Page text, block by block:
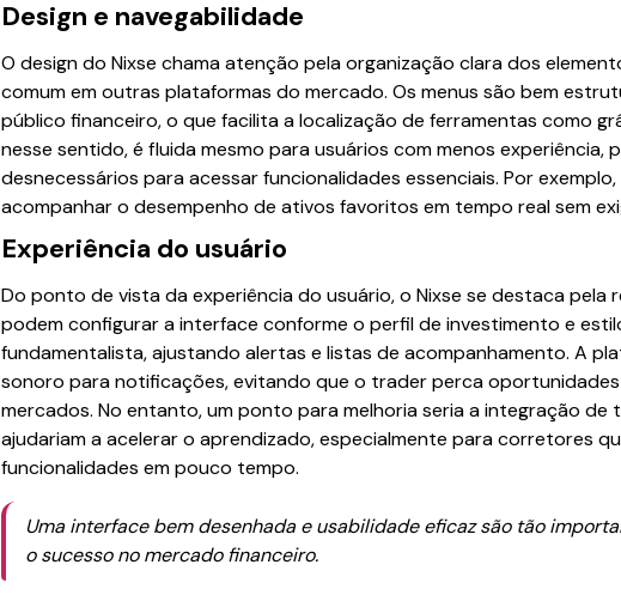
Design e navegabilidade
O design do Nixse chama atenção pela organização clara dos
comum em outras plataformas do mercado. Os menus são bem
público financeiro, o que facilita a localização de ferramentas como
nesse sentido, é fluida mesmo para usuários com menos experiência,
desnecessários para acessar funcionalidades essenciais. Por
acompanhar o desempenho de ativos favoritos em tempo real sem
Experiência do usuário
Do ponto de vista da experiência do usuário, o Nixse se destaca pela
podem configurar a interface conforme o perfil de investimento e
fundamentalista, ajustando alertas e listas de acompanhamento. A
sonoro para notificações, evitando que o trader perca
mercados. No entanto, um ponto para melhoria seria a integração
ajudariam a acelerar o aprendizado, especialmente para corretores
funcionalidades em pouco tempo.
Uma interface bem desenhada e usabilidade eficaz são tão
o sucesso no mercado financeiro.